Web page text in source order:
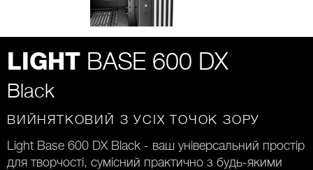
LIGHT BASE 600 DX
Black
ВИЙНЯТКОВИЙ З УСІХ ТОЧОК ЗОРУ
Light Base 600 DX Black - ваш універсальний простір
для творчості, сумісний практично з будь-якими